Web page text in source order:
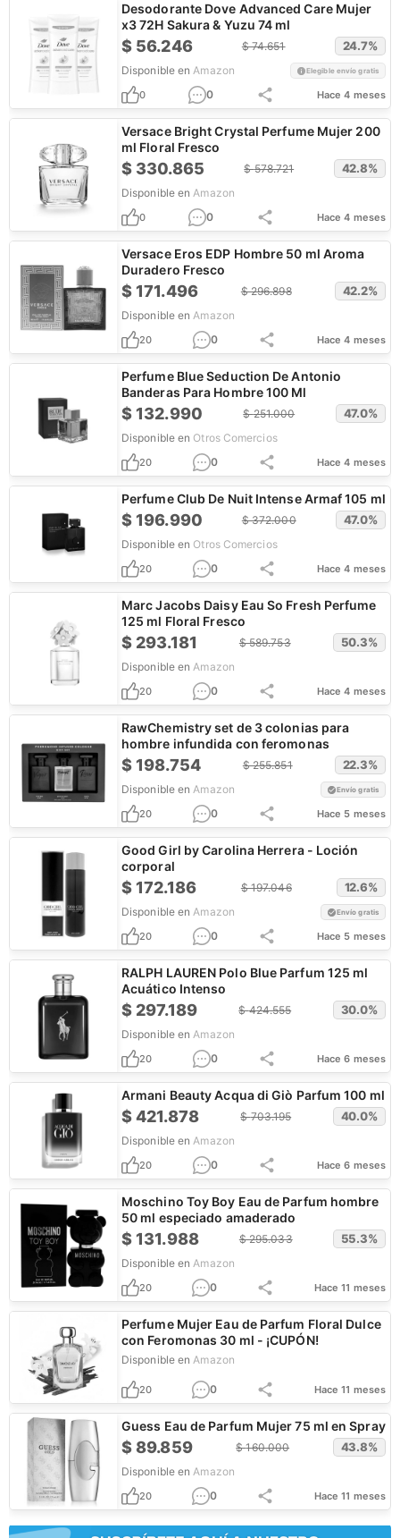
Desodorante Dove Advanced Care Mujer
x3 72H Sakura & Yuzu 74 ml
$ 56.246 $74.651 24.7%
Disponible en Amazon Elegible envío gratis
0 0 Hace 4 meses
Versace Bright Crystal Perfume Mujer 200
ml Floral Fresco
$ 330.865 $578.721 42.8%
Disponible en Amazon
0 0 Hace 4 meses
Versace Eros EDP Hombre 50 ml Aroma
Duradero Fresco
$171.496 $296.898 42.2%
Disponible en Amazon
20 0 Hace 4 meses
Perfume Blue Seduction De Antonio
Banderas Para Hombre 100 Ml
$132.990 $251.000 47.0%
Disponible en Otros Comercios
20 0 Hace 4 meses
Perfume Club De Nuit Intense Armaf 105 ml
$196.990 $372.000 47.0%
Disponible en Otros Comercios
20 0 Hace 4 meses
Marc Jacobs Daisy Eau So Fresh Perfume
125 ml Floral Fresco
$ 293.181 $589.753 50.3%
Disponible en Amazon
20 0 Hace 4 meses
RawChemistry set de 3 colonias para
hombre infundida con feromonas
$198.754 $255.851 22.3%
Disponible en Amazon Envío gratis
20 0 Hace 5 meses
Good Girl by Carolina Herrera - Loción
corporal
$172.186 $197.046 12.6%
Disponible en Amazon Envío gratis
20 0 Hace 5 meses
RALPH LAUREN Polo Blue Parfum 125 ml
Acuático Intenso
$ 297.189 $424.555 30.0%
Disponible en Amazon
20 0 Hace 6 meses
Armani Beauty Acqua di Giò Parfum 100 ml
$421.878 $703.195 40.0%
Disponible en Amazon
20 0 Hace 6 meses
Moschino Toy Boy Eau de Parfum hombre
50 ml especiado amaderado
$131.988 $295.033 55.3%
Disponible en Amazon
20 0 Hace 11 meses
Perfume Mujer Eau de Parfum Floral Dulce
con Feromonas 30 ml - ¡CUPÓN!
Disponible en Amazon
20 0 Hace 11 meses
Guess Eau de Parfum Mujer 75 ml en Spray
$89.859 $160.000 43.8%
Disponible en Amazon
20 0 Hace 11 meses